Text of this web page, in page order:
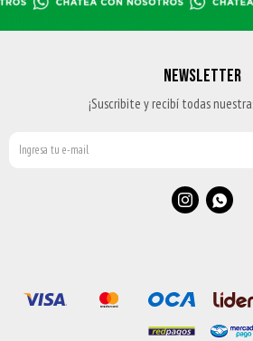
NEWSLETTER
¡Suscribite y recibí todas
 